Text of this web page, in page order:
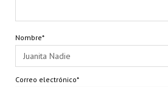
Nombre*
Correo electrónico*